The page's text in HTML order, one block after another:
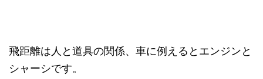
飛距離は人と道具の関係、車に例えるとエンジンと
シャーシです。